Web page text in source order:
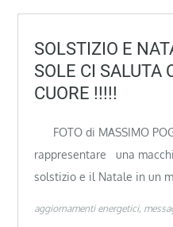
SOLSTIZIO E
SOLE CI SALUTA
CUORE !!!!!
FOTO di MASSIMO
rappresentare una
solstizio e il Natale in un
aggiornamenti energetici